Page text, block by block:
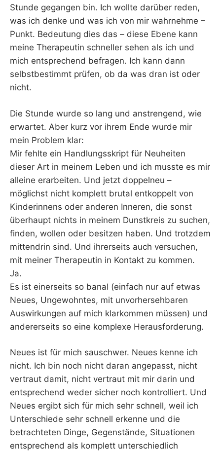
Stunde gegangen bin. Ich wollte darüber reden,
was ich denke und was ich von mir wahrnehme –
Punkt. Bedeutung dies das – diese Ebene kann
meine Therapeutin schneller sehen als ich und
mich entsprechend befragen. Ich kann dann
selbstbestimmt prüfen, ob da was dran ist oder
nicht.
Die Stunde wurde so lang und anstrengend, wie
erwartet. Aber kurz vor ihrem Ende wurde mir
mein Problem klar:
Mir fehlte ein Handlungsskript für Neuheiten
dieser Art in meinem Leben und ich musste es mir
alleine erarbeiten. Und jetzt doppelneu –
möglichst nicht komplett brutal entkoppelt von
Kinderinnens oder anderen Inneren, die sonst
überhaupt nichts in meinem Dunstkreis zu suchen,
finden, wollen oder besitzen haben. Und trotzdem
mittendrin sind. Und ihrerseits auch versuchen,
mit meiner Therapeutin in Kontakt zu kommen.
Ja.
Es ist einerseits so banal (einfach nur auf etwas
Neues, Ungewohntes, mit unvorhersehbaren
Auswirkungen auf mich klarkommen müssen) und
andererseits so eine komplexe Herausforderung.
Neues ist für mich sauschwer. Neues kenne ich
nicht. Ich bin noch nicht daran angepasst, nicht
vertraut damit, nicht vertraut mit mir darin und
entsprechend weder sicher noch kontrolliert. Und
Neues ergibt sich für mich sehr schnell, weil ich
Unterschiede sehr schnell erkenne und die
betrachteten Dinge, Gegenstände, Situationen
entsprechend als komplett unterschiedlich